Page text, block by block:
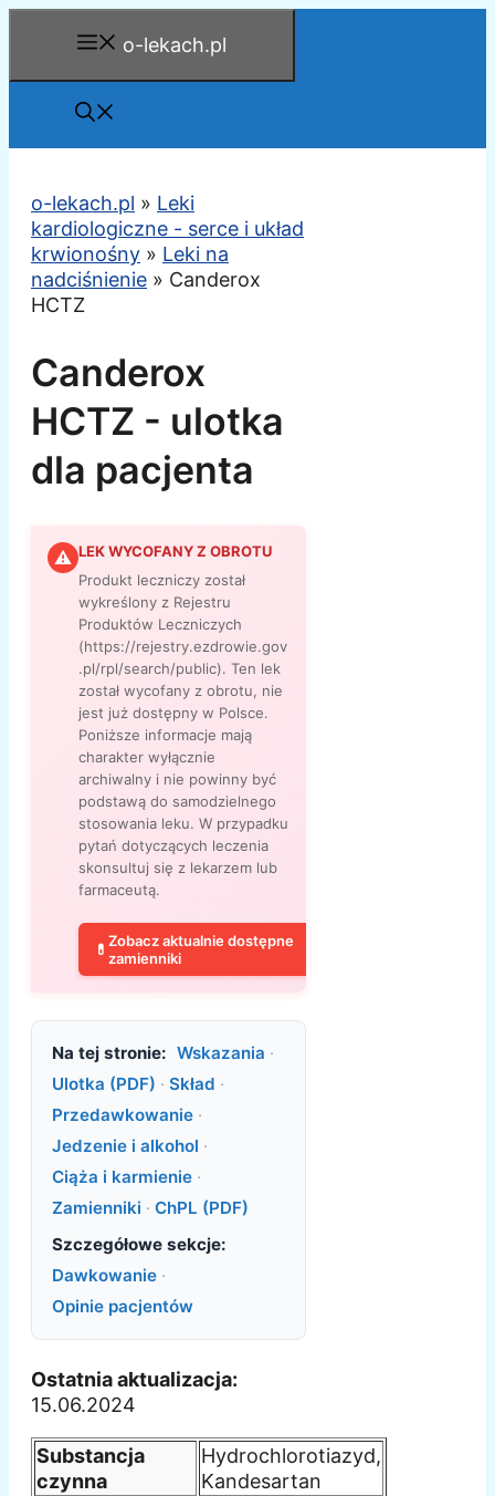
o-lekach.pl
o-lekach.pl » Leki
kardiologiczne - serce i układ
krwionośny » Leki na
nadciśnienie » Canderox
HCTZ
Canderox
HCTZ - ulotka
dla pacjenta
⚠ LEK WYCOFANY Z OBROTU
Produkt leczniczy został
wykreślony z Rejestru
Produktów Leczniczych
(https://rejestry.ezdrowie.gov
.pl/rpl/search/public). Ten lek
został wycofany z obrotu, nie
jest już dostępny w Polsce.
Poniższe informacje mają
charakter wyłącznie
archiwalny i nie powinny być
podstawą do samodzielnego
stosowania leku. W przypadku
pytań dotyczących leczenia
skonsultuj się z lekarzem lub
farmaceutą.
💊 Zobacz aktualnie dostępne
zamienniki
Na tej stronie: Wskazania ·
Ulotka (PDF) · Skład ·
Przedawkowanie ·
Jedzenie i alkohol ·
Ciąża i karmienie ·
Zamienniki · ChPL (PDF)
Szczegółowe sekcje:
Dawkowanie ·
Opinie pacjentów
Ostatnia aktualizacja:
15.06.2024
Substancja
czynna
Hydrochlorotiazyd,
Kandesartan